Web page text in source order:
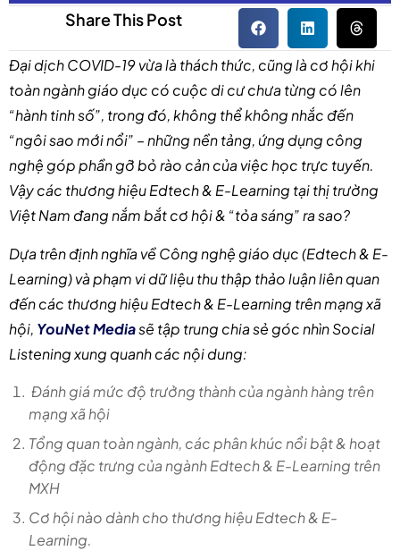
Share This Post
Đại dịch COVID-19 vừa là thách thức, cũng là cơ hội khi
toàn ngành giáo dục có cuộc di cư chưa từng có lên
“hành tinh số”, trong đó, không thể không nhắc đến
“ngôi sao mới nổi” – những nền tảng, ứng dụng công
nghệ góp phần gỡ bỏ rào cản của việc học trực tuyến.
Vậy các thương hiệu Edtech & E-Learning tại thị trường
Việt Nam đang nắm bắt cơ hội & “tỏa sáng” ra sao?
Dựa trên định nghĩa về Công nghệ giáo dục (Edtech & E-
Learning) và phạm vi dữ liệu thu thập thảo luận liên quan
đến các thương hiệu Edtech & E-Learning trên mạng xã
hội, YouNet Mediasẽ tập trung chia sẻ góc nhìn Social
Listening xung quanh các nội dung:
Đánh giá mức độ trưởng thành của ngành hàng trên
mạng xã hội
Tổng quan toàn ngành, các phân khúc nổi bật & hoạt
động đặc trưng của ngành Edtech & E-Learning trên
MXH
Cơ hội nào dành cho thương hiệu Edtech & E-
Learning.